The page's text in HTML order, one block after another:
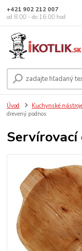
+421 902 212 007
od 8:00 - do 16:00 hod
Úvod Kuchynské
drevený podnos
Servírovací